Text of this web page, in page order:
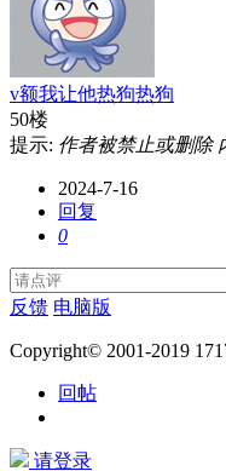
v额我让他热狗热狗
50楼
提示: 作者被禁止或删除
2024-7-16
回复
0
反馈 电脑版
Copyright© 2001-2019
回帖
请登录